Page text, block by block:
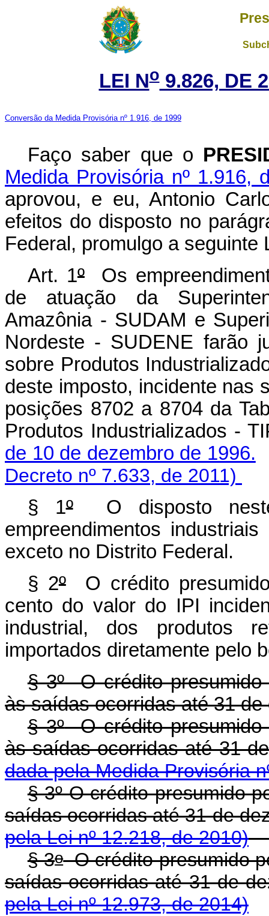
LEI No9.826, DE
Conversão da Medida Provisória nº 1.916, de 1999
Faço saber que o
Medida Provisória nº 1.916,
aprovou, e eu, Antonio
efeitos do disposto no
Federal, promulgo a seguinte
Art. 1ºOs
de atuação da
Amazônia - SUDAM e
Nordeste - SUDENE farão
sobre Produtos
deste imposto, incidente nas
posições 8702 a 8704 da
Produtos Industrializados -
de 10 de dezembro de 1996.
Decreto nº 7.633, de 2011)
§ 1ºO disposto neste
empreendimentos
exceto no Distrito Federal.
§ 2ºO crédito
cento do valor do IPI
industrial, dos produtos
importados diretamente pelo
§ 3º O crédito presumido
às saídas ocorridas até 31
§ 3ºO crédito presumido
às saídas ocorridas até
dada pela Medida Provisória
§ 3º O crédito presumido
saídas ocorridas até 31 de
pela Lei nº 12.218, de 2010)
§ 3oO crédito presumido
saídas ocorridas até 31 de
pela Lei nº 12.973, de 2014)